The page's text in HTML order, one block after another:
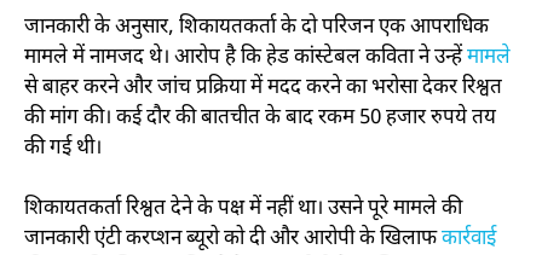
जानकारी के अनुसार, शिकायतकर्ता के दो परिजन एक आपराधिक
मामले में नामजद थे। आरोप है कि हेड कांस्टेबल कविता ने उन्हेंमामले
से बाहर करने और जांच प्रक्रिया में मदद करने का भरोसा देकर रिश्वत
की मांग की। कई दौर की बातचीत के बाद रकम 50 हजार रुपये तय
की गई थी।
शिकायतकर्ता रिश्वत देने के पक्ष में नहीं था। उसने पूरे मामले की
जानकारी एंटी करप्शन ब्यूरो को दी और आरोपी के खिलाफकार्रवाई